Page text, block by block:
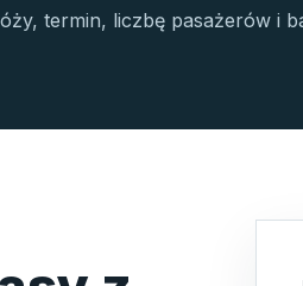
termin, liczbę pasażerów i